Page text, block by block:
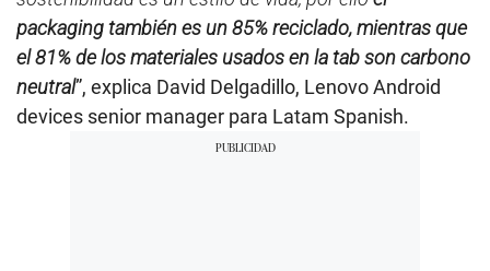
packaging también es un 85% reciclado, mientras que
el 81% de los materiales usados en la tab son carbono
neutral”, explica David Delgadillo, Lenovo Android
devices senior manager para Latam Spanish.